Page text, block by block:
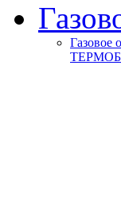
Газовое